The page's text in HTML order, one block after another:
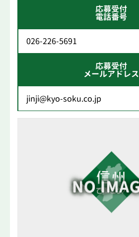
応募受付
電話番号
026-226-5691
応募受付
メールアドレス
jinji@kyo-soku.co.jp